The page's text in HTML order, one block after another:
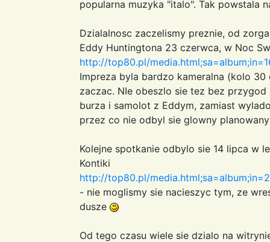
popularna muzyka "italo". Tak powstala
Dzialalnosc zaczelismy preznie, od
Eddy Huntingtona 23 czerwca, w Noc
http://top80.pl/
Impreza byla bardzo kameralna (kolo
zaczac. NIe obeszlo sie tez bez
burza i samolot z Eddym, zamiast
przez co nie odbyl sie glowny
Kolejne spotkanie odbylo sie 14 lipca w
Kontiki
http://top80.pl/
- nie moglismy sie nacieszyc tym, ze
dusze
Od tego czasu wiele sie dzialo na